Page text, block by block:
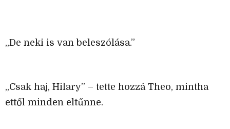
„De neki is van beleszólása.”
„Csak haj, Hilary” – tette hozzá Theo, mintha
ettől minden eltűnne.